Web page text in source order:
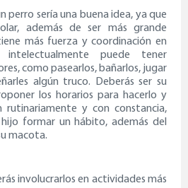
perro sería una buena idea, ya que
además de ser más grande
más fuerza y coordinación en
puede tener
como pasearlos, bañarlos, jugar
algún truco. Deberás ser su
los horarios para hacerlo y
rutinariamente y con constancia,
formar un hábito, además del
macota.
involucrarlos en actividades más